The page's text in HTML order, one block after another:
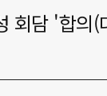
회담 '합의(